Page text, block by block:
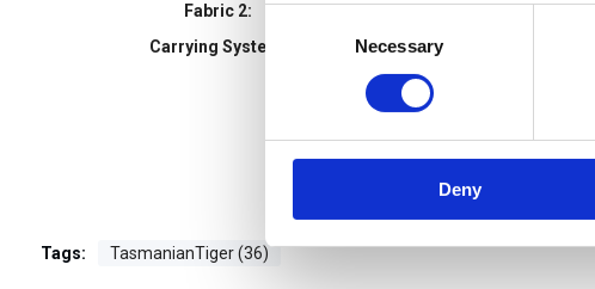
Selection
Necessary
Deny
Fabric 2:
T-Square Rip FD
Carrying System:
V2 Plus-System (TT)
Tags: TasmanianTiger (36)